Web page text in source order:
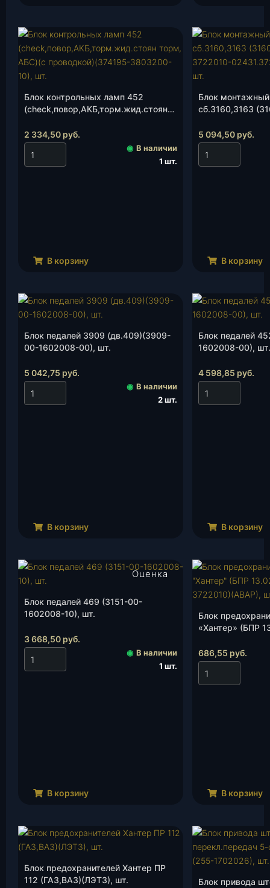
Блок контрольных ламп 452
(check,повор,АКБ,торм.жид.стоян
3803200-10), шт.
2 334,50 руб.
◉ В наличии
1 шт.
В корзину
Блок
сб.3160,3163
(УАЗ), шт.
5 094,50 руб.
В корзину
Блок педалей 3909 (дв.409)(3909-
00-1602008-00), шт.
5 042,75 руб.
◉ В наличии
2 шт.
В корзину
Блок педалей
1602008-00), шт.
4 598,85 руб.
В корзину
Блок педалей 469 (3151-00-
1602008-10), шт.
Оценка
3 668,50 руб.
◉ В наличии
1 шт.
В корзину
Блок
«Хантер» (БПР
686,55 руб.
В корзину
Блок предохранителей Хантер ПР
112 (ГАЗ,ВАЗ)(ЛЭТЗ), шт.
Блок привода